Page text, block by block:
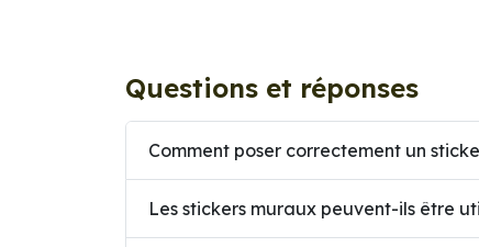
Questions et réponses
Comment poser correctement un
Les stickers muraux peuvent-ils être